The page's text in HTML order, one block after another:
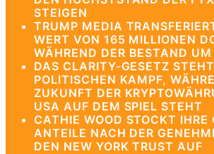
STEIGEN
TRUMP MEDIA
WERT VON 165 MILLIONEN
WÄHREND DER BESTAND
DAS CLARITY-GESETZ
POLITISCHEN KAMPF,
ZUKUNFT DER
USA AUF DEM SPIEL STEHT
CATHIE WOOD STOCKT IHRE
ANTEILE NACH DER
DEN NEW YORK TRUST AUF